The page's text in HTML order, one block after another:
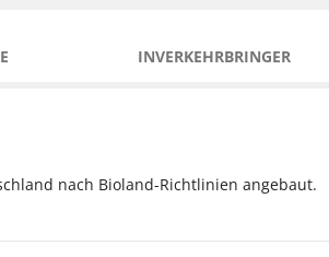
INVERKEHRBRINGER
nach Bioland-Richtlinien angebaut.